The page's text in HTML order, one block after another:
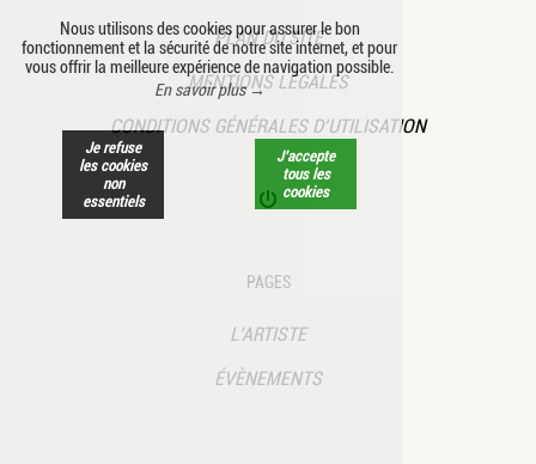
Nous utilisons des cookies pour assurer le bon
fonctionnement et la sécurité de notre site internet, et pour
vous offrir la meilleure expérience de navigation possible.
En savoir plus →
Je refuse
les cookies
non
essentiels
J’accepte
tous les
cookies
PLAN DU SITE
MENTIONS LÉGALES
CONDITIONS GÉNÉRALES D’UTILISATION
PAGES
L’ARTISTE
ÉVÈNEMENTS